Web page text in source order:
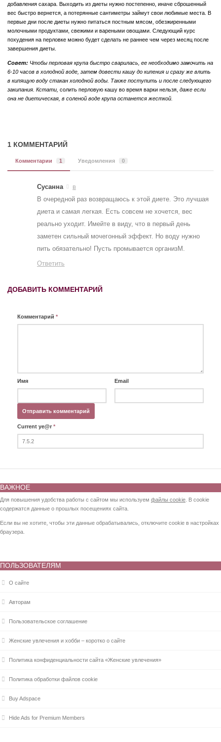
добавления сахара. Выходить из диеты нужно постепенно, иначе сброшенный
вес быстро вернется, а потерянные сантиметры займут свои любимые места. В
первые дни после диеты нужно питаться постным мясом, обезжиренными
молочными продуктами, свежими и вареными овощами. Следующий курс
похудения на перловке можно будет сделать не раннее чем через месяц после
завершения диеты.
Совет: Чтобы перловая крупа быстро сварилась, ее необходимо замочить на
6-10 часов в холодной воде, затем довести кашу до кипения и сразу же влить
в кипящую воду стакан холодной воды. Также поступить и после следующего
закипания. Кстати, солить перловую кашу во время варки нельзя, даже если
она не диетическая, в соленой воде крупа останется жесткой.
1 КОММЕНТАРИЙ
Комментарии 1 Уведомления 0
Сусанна
в
В очередной раз возвращаюсь к этой диете. Это лучшая
диета и самая легкая. Есть совсем не хочется, вес
реально уходит. Имейте в виду, что в первый день
заметен сильный мочегонный эффект. Но воду нужно
пить обязательно! Пусть промывается организМ.
Ответить
ДОБАВИТЬ КОММЕНТАРИЙ
Комментарий *
Имя Email
Current ye@r *
ВАЖНОЕ
Для повышения удобства работы с сайтом мы используем файлы cookie . В cookie
содержатся данные о прошлых посещениях сайта.
Если вы не хотите, чтобы эти данные обрабатывались, отключите cookie в настройках
браузера.
ПОЛЬЗОВАТЕЛЯМ
О сайте
Авторам
Пользовательское соглашение
Женские увлечения и хобби – коротко о сайте
Политика конфиденциальности сайта «Женские увлечения»
Политика обработки файлов cookie
Buy Adspace
Hide Ads for Premium Members